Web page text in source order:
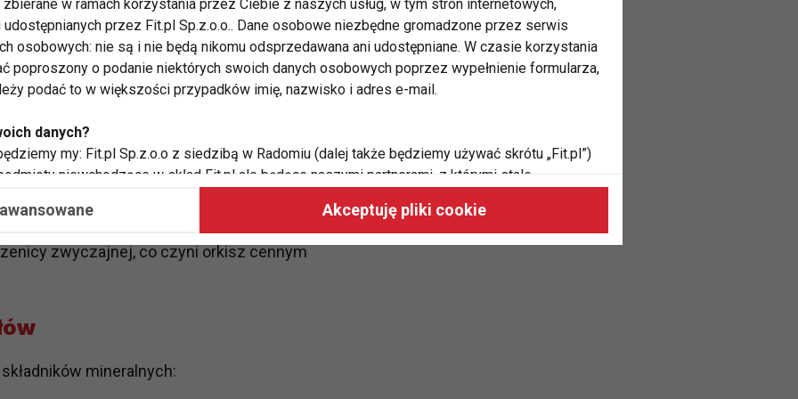
mannę orkiszową oraz jej razową odmianę, które
dlaczego warto
To białko odznacza się lepszą
zwyczajnej, co czyni orkisz cennym
mineralnych:
w ramach korzystania przez Ciebie z naszych usług, w tym stron internetowych,
przez Fit.pl Sp.z.o.o.. Dane osobowe niezbędne gromadzone przez serwis
osobowych: nie są i nie będą nikomu odsprzedawana ani udostępniane. W czasie korzystania
poproszony o podanie niektórych swoich danych osobowych poprzez wypełnienie formularza,
podać to w większości przypadków imię, nazwisko i adres e-mail.
danych?
my: Fit.pl Sp.z.o.o z siedzibą w Radomiu (dalej także będziemy używać skrótu „Fit.pl”)
niewchodzące w skład Fit.pl ale będące naszymi partnerami, z którymi stale
dane?
do Twoich potrzeb i zainteresowań,
Akceptuję pliki cookie